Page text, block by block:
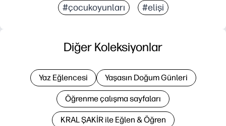
#çocukoyunları #elişi
Diğer Koleksiyonlar
Yaz Eğlencesi Yaşasın Doğum Günleri
Öğrenme çalışma sayfaları
KRAL ŞAKİR ile Eğlen & Öğren